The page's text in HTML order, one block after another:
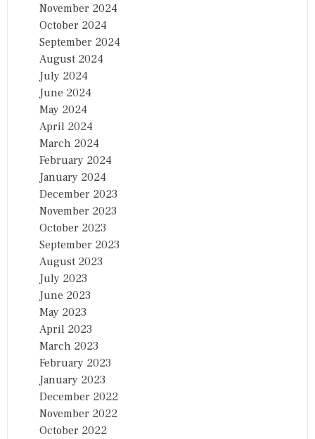
November 2024
October 2024
September 2024
August 2024
July 2024
June 2024
May 2024
April 2024
March 2024
February 2024
January 2024
December 2023
November 2023
October 2023
September 2023
August 2023
July 2023
June 2023
May 2023
April 2023
March 2023
February 2023
January 2023
December 2022
November 2022
October 2022